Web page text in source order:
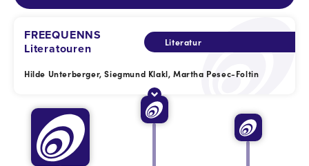
FREEQUENNS
Literatouren
Literatur
Hilde Unterberger, Siegmund Klakl, Martha Pesec-Foltin